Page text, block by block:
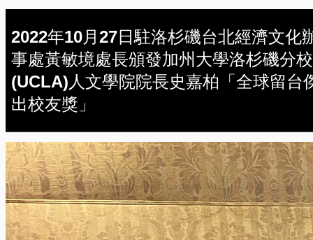
2022年10月27日駐洛杉磯台北經濟文化
事處黃敏境處長頒發加州大學洛杉磯分校
(UCLA)人文學院院長史嘉柏「全球留台
出校友獎」